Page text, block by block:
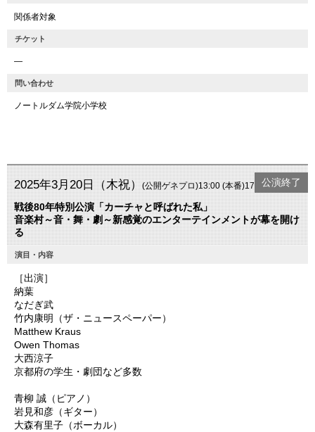
関係者対象
チケット
―
問い合わせ
ノートルダム学院小学校
2025年3月20日（木祝）(公開ゲネプロ)13:00 (本番)17:00開演
戦後80年特別公演「カーチャと呼ばれた私」
音楽村～音・舞・劇～新感覚のエンターテインメントが幕を開け
る
公演終了
演目・内容
［出演］
納葉
なだぎ武
竹内康明（ザ・ニュースペーパー）
Matthew Kraus
Owen Thomas
大西涼子
京都府の学生・劇団など多数
青柳 誠（ピアノ）
岩見和彦（ギター）
大森有里子（ボーカル）